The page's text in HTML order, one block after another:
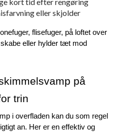
kort tid efter rengøring
eller skjolder
flisefuger, på loftet over
eller hylder tæt mod
på
trin
i overfladen kan du som regel
an. Her er en effektiv og